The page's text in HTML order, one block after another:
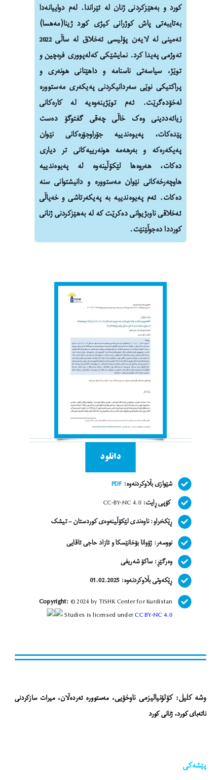
کورد و بەهێزکردنی ژنان لە ئێراندا. لەم دواییانەدا
بەتایبەتی پاش کوژرانی کیژی کورد ژینا(مەهسا)
ئەمینی لە لایەن پۆلیسی ئەخلاق لە ساڵی 2022
تەوژمی پەیدا کرد. نمایشێکی کەلەپووری فرەچین و
توێژ، سیاسەتی ناسنامە و داهێنانی هونەری و
پراکتیکی نوێی سەردانیکردنی پەیکەری مەستوورە
لەخۆدەگرێت. ئەم توێژینەوەیە لە کارەکانی
زیائەددینی وەک خاڵی چەقی گفتوگۆ دەست
پێدەکات، پەیوەندییە جۆراوجۆرەکانی نێوان
پەیکەرەکە و بەرهەمە هونەرییەکانی تر دیاری
دەکات، هەروەها لێکۆڵینەوە لە پەیوەندییە
هاوچەرخەکانی نێوان مەستوورە و دانیشتوانی سنە
دەکات. ئەم پەیوەندییە بە پەیکەرتاشی و خەیاڵی
ئەخلاقی ناوبژیوانی دەکرێت کە لە بەهێزکردنی ژنانی
کورددا دەجوڵێنێت.
دانلود
شێوازی بڵاوکردنەوە: PDF
کۆپی ڕایت: CC-BY-NC 4.0
ڕێکخراو: ناوەندی لێکۆڵینەوەی کوردستان – تیشک
نووسەر: ژۆوانا بۆخانێسکا و ئازاد حاجی ئاقایی
وەرگێڕ: ساکۆ شەریفی
ڕێکەوتی بڵاوکردنەوە: 01.02.2025
Copyright: © 2024 by TISHK Center for Kurdistan
Studies is licensed underCC BY-NC 4.0
وشە کلیل: کۆلۆنیالیزمی ناوخۆیی،مەستوورە ئەردەڵان، میرات سازکردنی
ناتەبای کورد، ژنانی کورد
پێشه‌كی